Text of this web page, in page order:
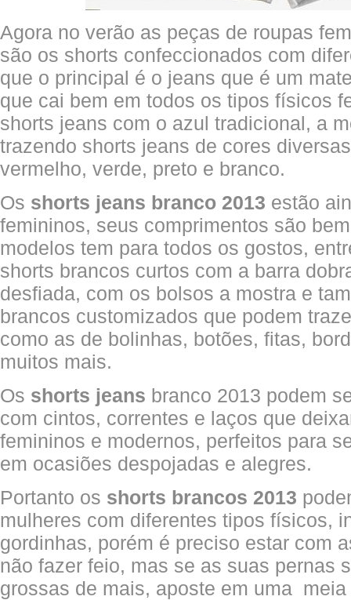
Agora no verão as peças de roupas
são os shorts confeccionados com
que o principal é o jeans que é um
que cai bem em todos os tipos físicos
shorts jeans com o azul tradicional, a
trazendo shorts jeans de cores
vermelho, verde, preto e branco.
Os shorts jeans branco 2013 estão
femininos, seus comprimentos são
modelos tem para todos os gostos,
shorts brancos curtos com a barra
desfiada, com os bolsos a mostra e
brancos customizados que podem
como as de bolinhas, botões, fitas,
muitos mais.
Os shorts jeans branco 2013 podem
com cintos, correntes e laços que
femininos e modernos, perfeitos para
em ocasiões despojadas e alegres.
Portanto os shorts brancos 2013
mulheres com diferentes tipos físicos,
gordinhas, porém é preciso estar com
não fazer feio, mas se as suas pernas
grossas de mais, aposte em uma